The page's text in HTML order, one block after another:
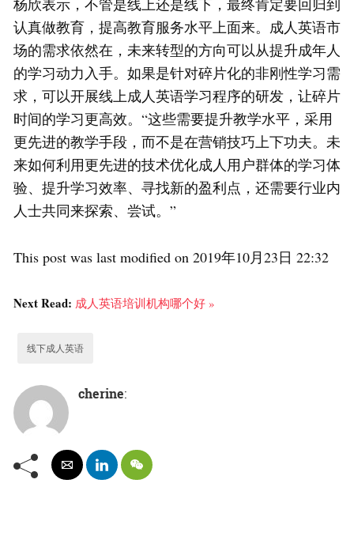
杨欣表示，不管是线上还是线下，最终肯定要回归到
认真做教育，提高教育服务水平上面来。成人英语市
场的需求依然在，未来转型的方向可以从提升成年人
的学习动力入手。如果是针对碎片化的非刚性学习需
求，可以开展线上成人英语学习程序的研发，让碎片
时间的学习更高效。“这些需要提升教学水平，采用
更先进的教学手段，而不是在营销技巧上下功夫。未
来如何利用更先进的技术优化成人用户群体的学习体
验、提升学习效率、寻找新的盈利点，还需要行业内
人士共同来探索、尝试。”
This post was last modified on 2019年10月23日 22:32
Next Read: 成人英语培训机构哪个好 »
线下成人英语
cherine: